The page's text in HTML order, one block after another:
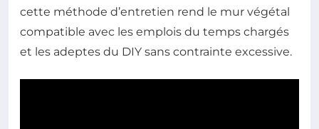
cette méthode d’entretien rend le mur végétal
compatible avec les emplois du temps chargés
et les adeptes du DIY sans contrainte excessive.